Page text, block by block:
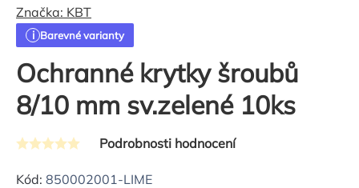
Ochranné krytky šroubů
8/10 mm sv.zelené 10ks
Barevné varianty
Průměrné
hodnocení
Podrobnosti hodnocení
Značka: KBT
Kód: 850002001-LIME